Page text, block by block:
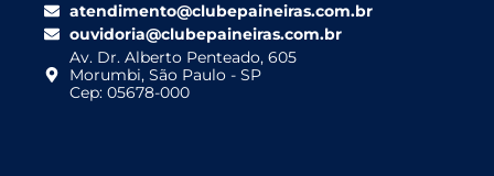
atendimento@clubepaineiras.com.br
ouvidoria@clubepaineiras.com.br
Av. Dr. Alberto Penteado, 605
Morumbi, São Paulo - SP
Cep: 05678-000